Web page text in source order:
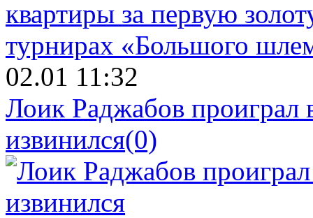
02.01 11:32
Лоик Раджабов проиграл
извинился(0)